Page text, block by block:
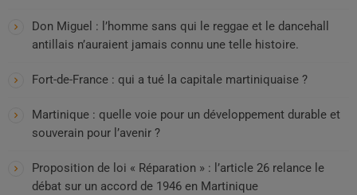
Don Miguel : l’homme sans qui le reggae et le dancehall
antillais n’auraient jamais connu une telle histoire.
Fort-de-France : qui a tué la capitale martiniquaise ?
Martinique : quelle voie pour un développement durable et
souverain pour l’avenir ?
Proposition de loi « Réparation » : l’article 26 relance le
débat sur un accord de 1946 en Martinique